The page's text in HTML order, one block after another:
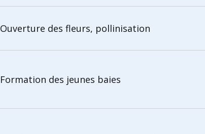
Ouverture des fleurs, pollinisation
Formation des jeunes baies